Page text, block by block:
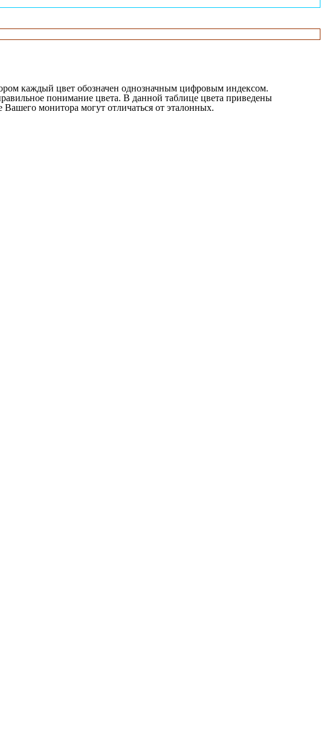
каждый цвет обозначен однозначным цифровым индексом.
понимание цвета. В данной таблице цвета приведены
монитора могут отличаться от эталонных.